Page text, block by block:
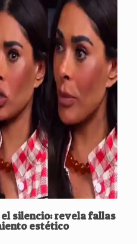
silencio: revela fallas
estético